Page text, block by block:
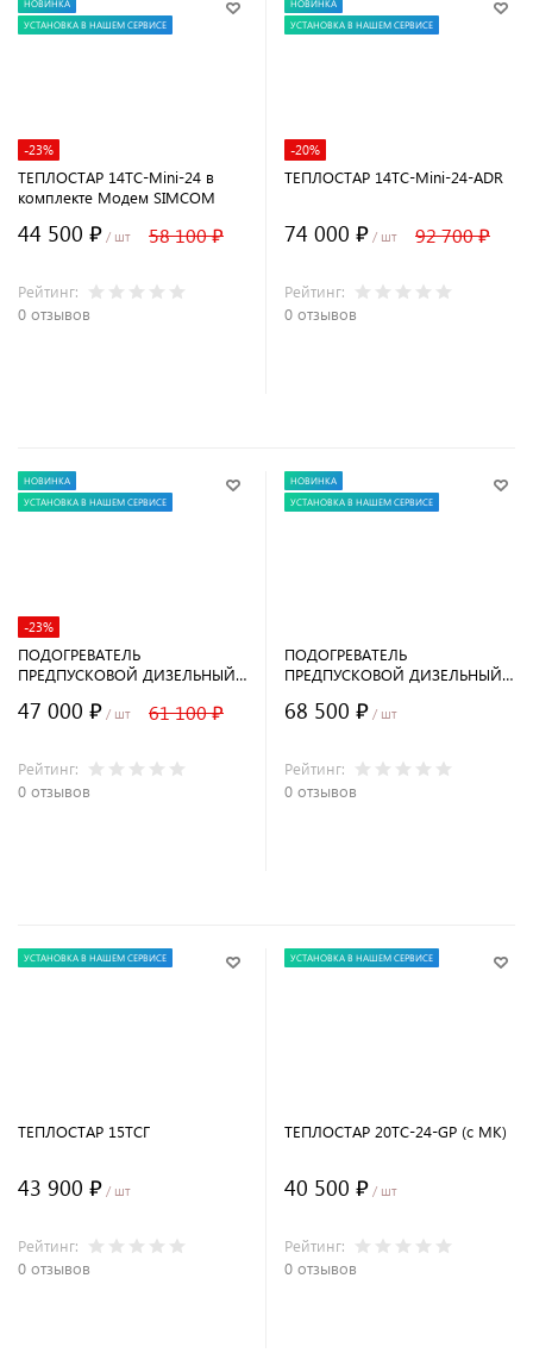
НОВИНКА
УСТАНОВКА В НАШЕМ СЕРВИСЕ
-23%
ТЕПЛОСТАР 14ТС-Mini-24 в
комплекте Модем SIMCOM
44 500 ₽ / шт 58 100 ₽
Рейтинг:
0 отзывов
НОВИНКА
УСТАНОВКА В НАШЕМ СЕРВИСЕ
-20%
ТЕПЛОСТАР 14ТС-Mini-24-ADR
74 000 ₽ / шт 92 700 ₽
Рейтинг:
0 отзывов
НОВИНКА
УСТАНОВКА В НАШЕМ СЕРВИСЕ
-23%
ПОДОГРЕВАТЕЛЬ
ПРЕДПУСКОВОЙ ДИЗЕЛЬНЫЙ
47 000 ₽ / шт 61 100 ₽
Рейтинг:
0 отзывов
НОВИНКА
УСТАНОВКА В НАШЕМ СЕРВИСЕ
ПОДОГРЕВАТЕЛЬ
ПРЕДПУСКОВОЙ ДИЗЕЛЬНЫЙ
68 500 ₽ / шт
Рейтинг:
0 отзывов
УСТАНОВКА В НАШЕМ СЕРВИСЕ
ТЕПЛОСТАР 15ТСГ
43 900 ₽ / шт
Рейтинг:
0 отзывов
УСТАНОВКА В НАШЕМ СЕРВИСЕ
ТЕПЛОСТАР 20ТС-24-GP (с МК)
40 500 ₽ / шт
Рейтинг:
0 отзывов